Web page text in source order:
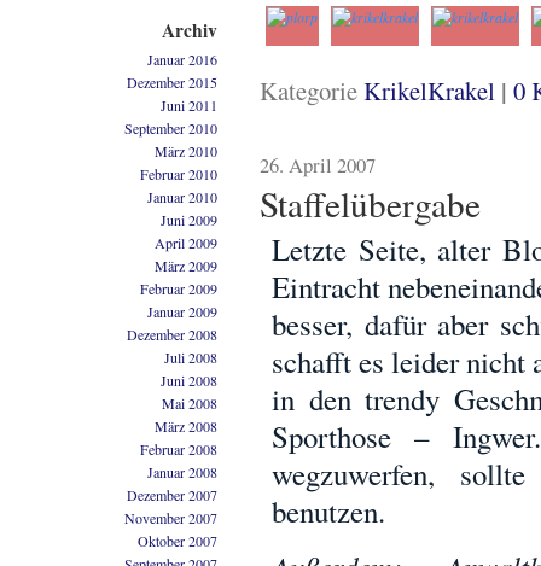
KategorieKrikelKrakel | 0
26. April 2007
Staffelübergabe
Letzte Seite, alter
Eintracht
besser, dafür aber
schafft es leider
in den trendy
Sporthose –
wegzuwerfen,
benutzen.
Archiv
Januar 2016
Dezember 2015
Juni 2011
September 2010
März 2010
Februar 2010
Januar 2010
Juni 2009
April 2009
März 2009
Februar 2009
Januar 2009
Dezember 2008
Juli 2008
Juni 2008
Mai 2008
März 2008
Februar 2008
Januar 2008
Dezember 2007
November 2007
Oktober 2007